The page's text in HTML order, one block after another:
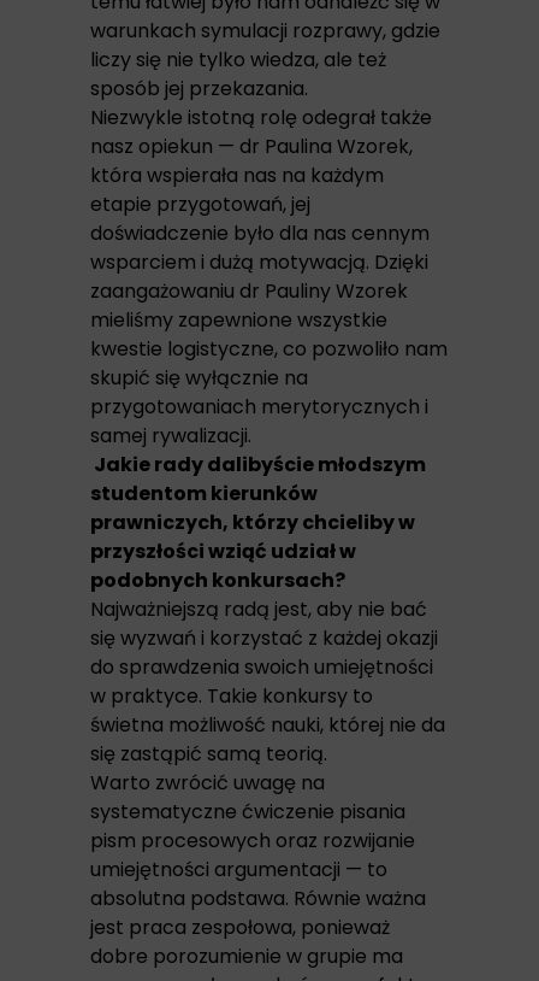
warunkach symulacji rozprawy, gdzie
liczy się nie tylko wiedza, ale też
sposób jej przekazania.
Niezwykle istotną rolę odegrał także
nasz opiekun — dr Paulina Wzorek,
która wspierała nas na każdym
etapie przygotowań, jej
doświadczenie było dla nas cennym
wsparciem i dużą motywacją. Dzięki
zaangażowaniu dr Pauliny Wzorek
mieliśmy zapewnione wszystkie
kwestie logistyczne, co pozwoliło nam
skupić się wyłącznie na
przygotowaniach merytorycznych i
samej rywalizacji.
Jakie rady dalibyście młodszym
studentom kierunków
prawniczych, którzy chcieliby w
przyszłości wziąć udział w
podobnych konkursach?
Najważniejszą radą jest, aby nie bać
się wyzwań i korzystać z każdej okazji
do sprawdzenia swoich umiejętności
w praktyce. Takie konkursy to
świetna możliwość nauki, której nie da
się zastąpić samą teorią.
Warto zwrócić uwagę na
systematyczne ćwiczenie pisania
pism procesowych oraz rozwijanie
umiejętności argumentacji — to
absolutna podstawa. Równie ważna
jest praca zespołowa, ponieważ
dobre porozumienie w grupie ma